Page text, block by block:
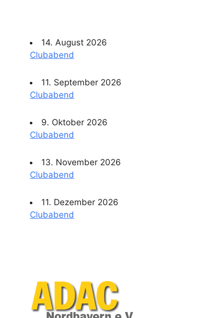
14. August 2026
Clubabend
11. September 2026
Clubabend
9. Oktober 2026
Clubabend
13. November 2026
Clubabend
11. Dezember 2026
Clubabend